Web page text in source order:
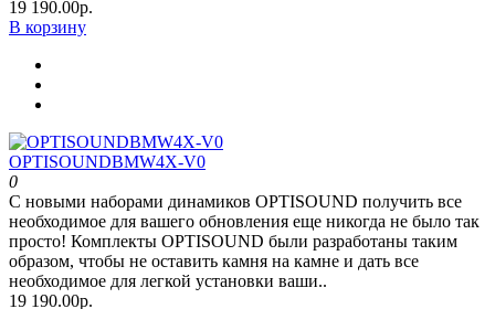
19 190.00р.
В корзину
OPTISOUNDBMW4X-V0
0
С новыми наборами динамиков OPTISOUND получить все
необходимое для вашего обновления еще никогда не было так
просто! Комплекты OPTISOUND были разработаны таким
образом, чтобы не оставить камня на камне и дать все
необходимое для легкой установки ваши..
19 190.00р.